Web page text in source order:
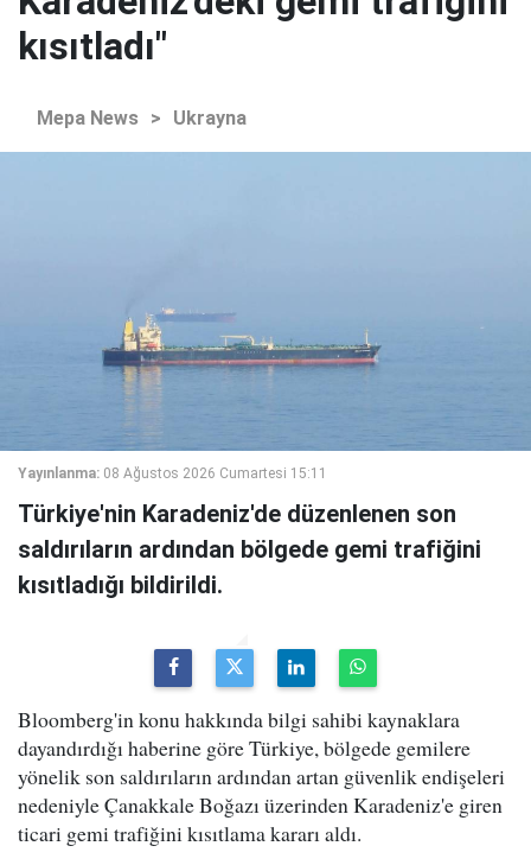
kısıtladı"
Mepa News > Ukrayna
Yayınlanma: 08 Ağustos 2026 Cumartesi 15:11
Türkiye'nin Karadeniz'de düzenlenen son
saldırıların ardından bölgede gemi trafiğini
kısıtladığı bildirildi.
Bloomberg'in konu hakkında bilgi sahibi kaynaklara
dayandırdığı haberine göre Türkiye, bölgede gemilere
yönelik son saldırıların ardından artan güvenlik endişeleri
nedeniyle Çanakkale Boğazı üzerinden Karadeniz'e giren
ticari gemi trafiğini kısıtlama kararı aldı.